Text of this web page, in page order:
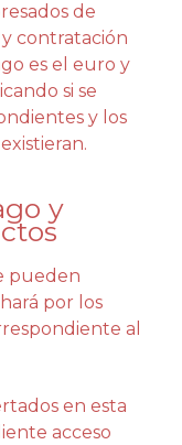
de
contratación
es el euro y
si se
y los
y
pueden
por los
al
en esta
acceso